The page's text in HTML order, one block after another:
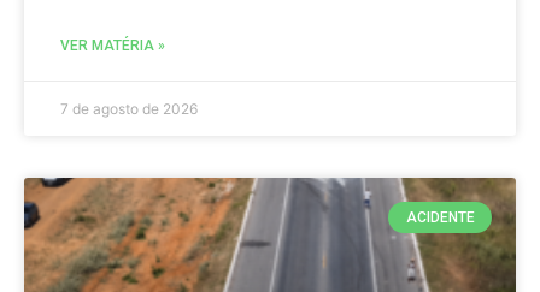
VER MATÉRIA »
7 de agosto de 2026
ACIDENTE